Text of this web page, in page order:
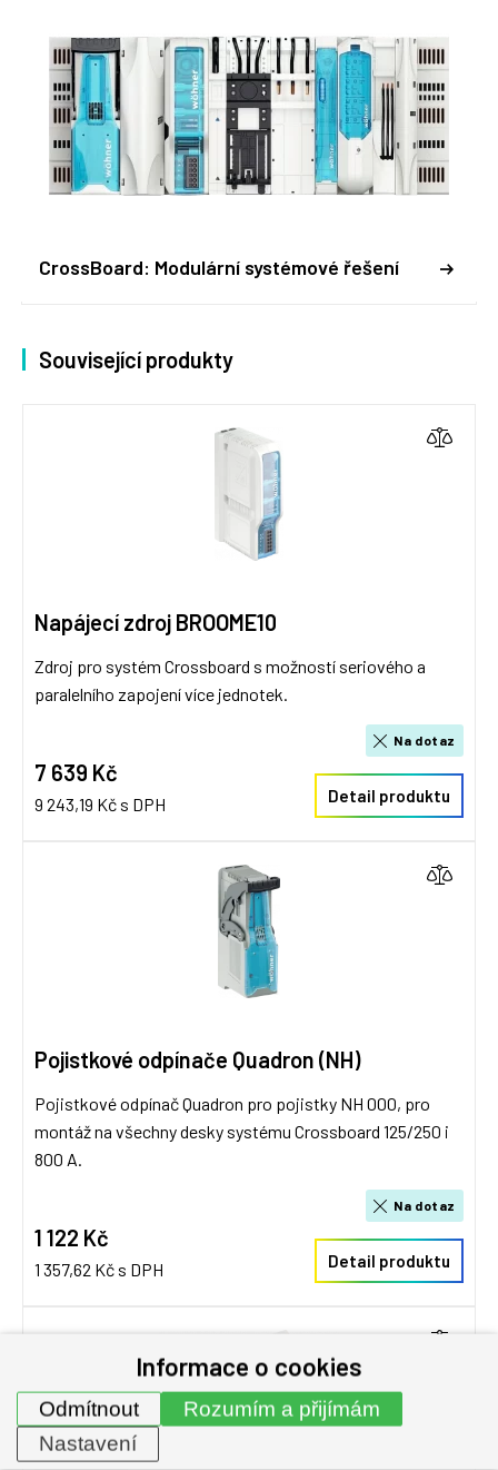
CrossBoard: Modulární systémové řešení
Související produkty
Napájecí zdroj BROOME10
Zdroj pro systém Crossboard s možností seriového a
paralelního zapojení více jednotek.
7 639 Kč
9 243,19 Kč s DPH
Na dotaz
Detail produktu
Pojistkové odpínače Quadron (NH)
Pojistkové odpínač Quadron pro pojistky NH 000, pro
montáž na všechny desky systému Crossboard 125/250 i
800 A.
1 122 Kč
1 357,62 Kč s DPH
Na dotaz
Detail produktu
Informace o cookies
Rozumím a přijímám
Odmítnout
Nastavení